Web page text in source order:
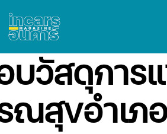
บวัสดุการ
ณสุขอำเภ